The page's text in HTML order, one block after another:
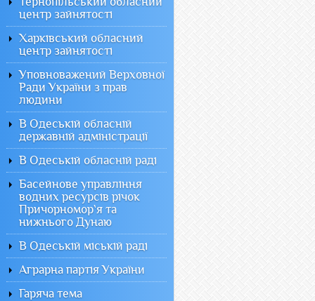
центр зайнятості
Харківський обласний
центр зайнятості
Уповноважений Верховної
Ради України з прав
людини
В Одеській обласній
державній адміністрації
В Одеській обласній раді
Басейнове управління
водних ресурсів річок
Причорномор`я та
нижнього Дунаю
В Одеській міській раді
Аграрна партія України
Гаряча тема